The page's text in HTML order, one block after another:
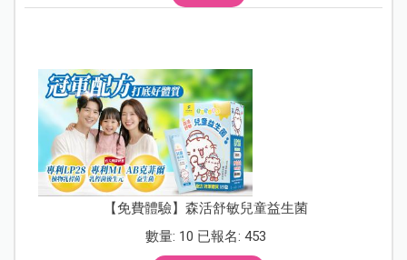
【免費體驗】森活舒敏兒童益生菌
數量: 10 已報名: 453